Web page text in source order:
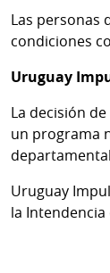
Las personas
condiciones
Uruguay
La decisión
un programa
Uruguay
la